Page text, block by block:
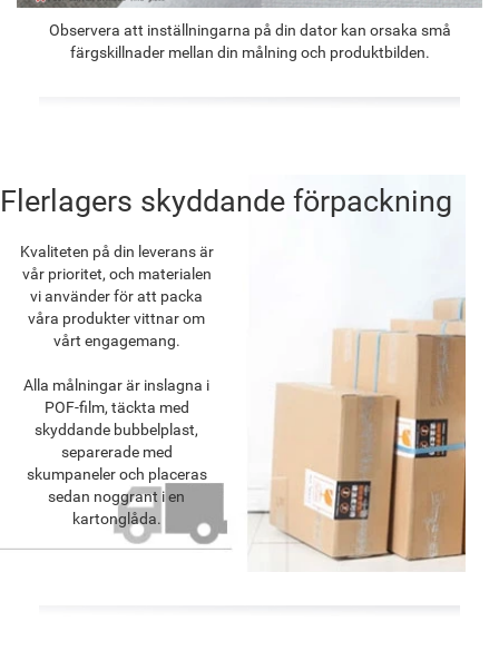
Observera att inställningarna på din dator kan orsaka små
färgskillnader mellan din målning och produktbilden.
Flerlagers skyddande förpackning
Kvaliteten på din leverans är
vår prioritet, och materialen
vi använder för att packa
våra produkter vittnar om
vårt engagemang.
Alla målningar är inslagna i
POF-film, täckta med
skyddande bubbelplast,
separerade med
skumpaneler och placeras
sedan noggrant i en
kartonglåda.